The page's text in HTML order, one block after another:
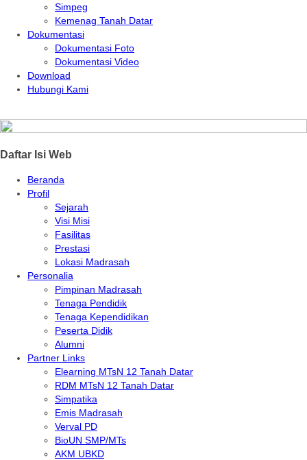
Simpeg
Kemenag Tanah Datar
Dokumentasi
Dokumentasi Foto
Dokumentasi Video
Download
Hubungi Kami
Daftar Isi Web
Beranda
Profil
Sejarah
Visi Misi
Fasilitas
Prestasi
Lokasi Madrasah
Personalia
Pimpinan Madrasah
Tenaga Pendidik
Tenaga Kependidikan
Peserta Didik
Alumni
Partner Links
Elearning MTsN 12 Tanah Datar
RDM MTsN 12 Tanah Datar
Simpatika
Emis Madrasah
Verval PD
BioUN SMP/MTs
AKM UBKD